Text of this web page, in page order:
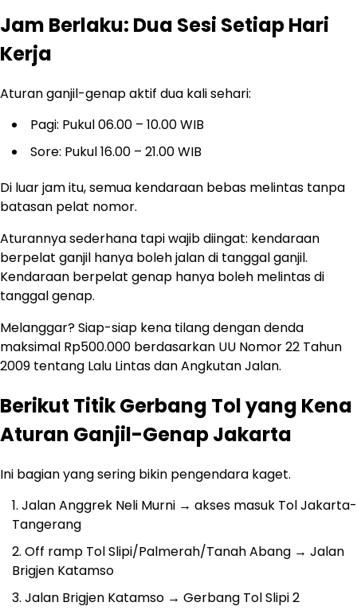
Jam Berlaku: Dua Sesi Setiap Hari
Kerja
Aturan ganjil-genap aktif dua kali sehari:
Pagi: Pukul 06.00 – 10.00 WIB
Sore: Pukul 16.00 – 21.00 WIB
Di luar jam itu, semua kendaraan bebas melintas tanpa
batasan pelat nomor.
Aturannya sederhana tapi wajib diingat: kendaraan
berpelat ganjil hanya boleh jalan di tanggal ganjil.
Kendaraan berpelat genap hanya boleh melintas di
tanggal genap.
Melanggar? Siap-siap kena tilang dengan denda
maksimal Rp500.000 berdasarkan UU Nomor 22 Tahun
2009 tentang Lalu Lintas dan Angkutan Jalan.
Berikut Titik Gerbang Tol yang Kena
Aturan Ganjil-Genap Jakarta
Ini bagian yang sering bikin pengendara kaget.
Jalan Anggrek Neli Murni → akses masuk Tol Jakarta-
Tangerang
Off ramp Tol Slipi/Palmerah/Tanah Abang → Jalan
Brigjen Katamso
Jalan Brigjen Katamso → Gerbang Tol Slipi 2